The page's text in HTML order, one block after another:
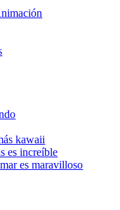
kawaii
es increíble
es maravilloso